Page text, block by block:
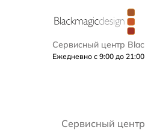
Сервисный центр
Ежедневно с 9:00 до 21:00
Сервисный